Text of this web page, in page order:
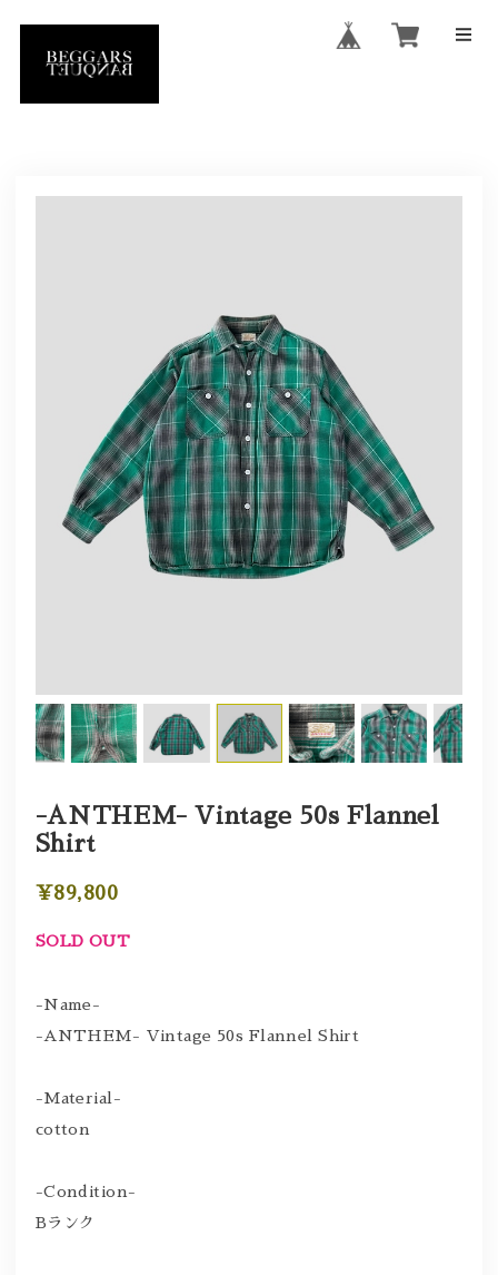
-ANTHEM- Vintage 50s Flannel
Shirt
¥89,800
SOLD OUT
-Name-
-ANTHEM- Vintage 50s Flannel Shirt
-Material-
cotton
-Condition-
Bランク